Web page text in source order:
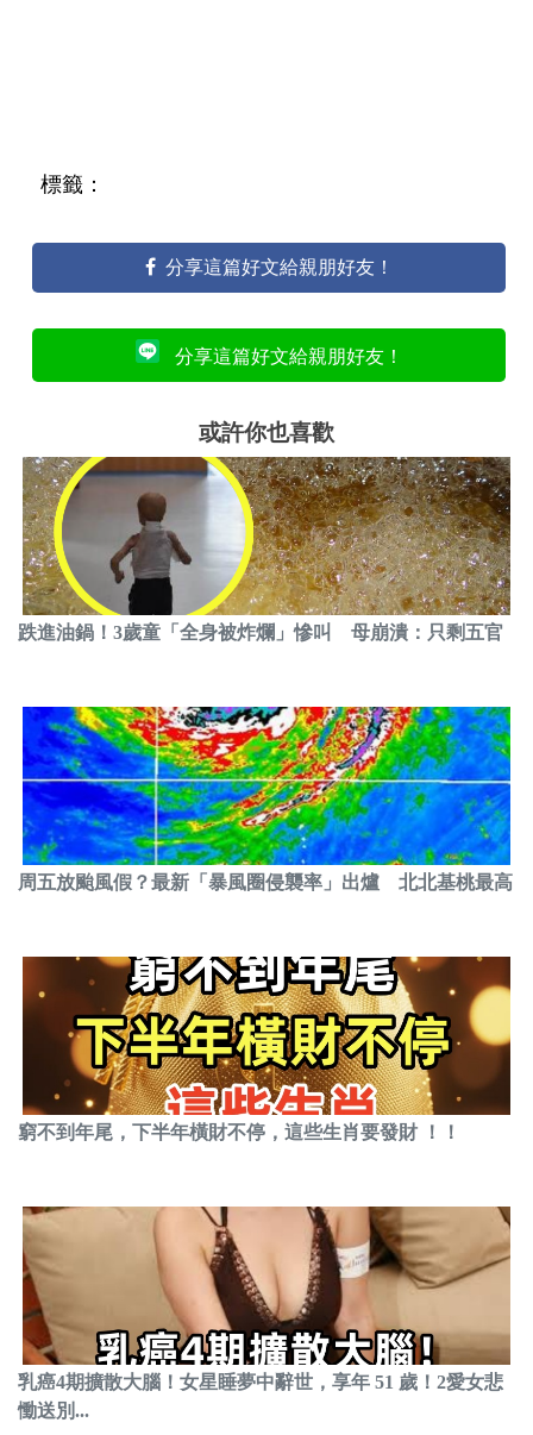
標籤：
分享這篇好文給親朋好友！
分享這篇好文給親朋好友！
或許你也喜歡
跌進油鍋！3歲童「全身被炸爛」慘叫 母崩潰：只剩五官
周五放颱風假？最新「暴風圈侵襲率」出爐 北北基桃最高
窮不到年尾，下半年橫財不停，這些生肖要發財 ！！
乳癌4期擴散大腦！女星睡夢中辭世，享年 51 歲！2愛女悲
慟送別...